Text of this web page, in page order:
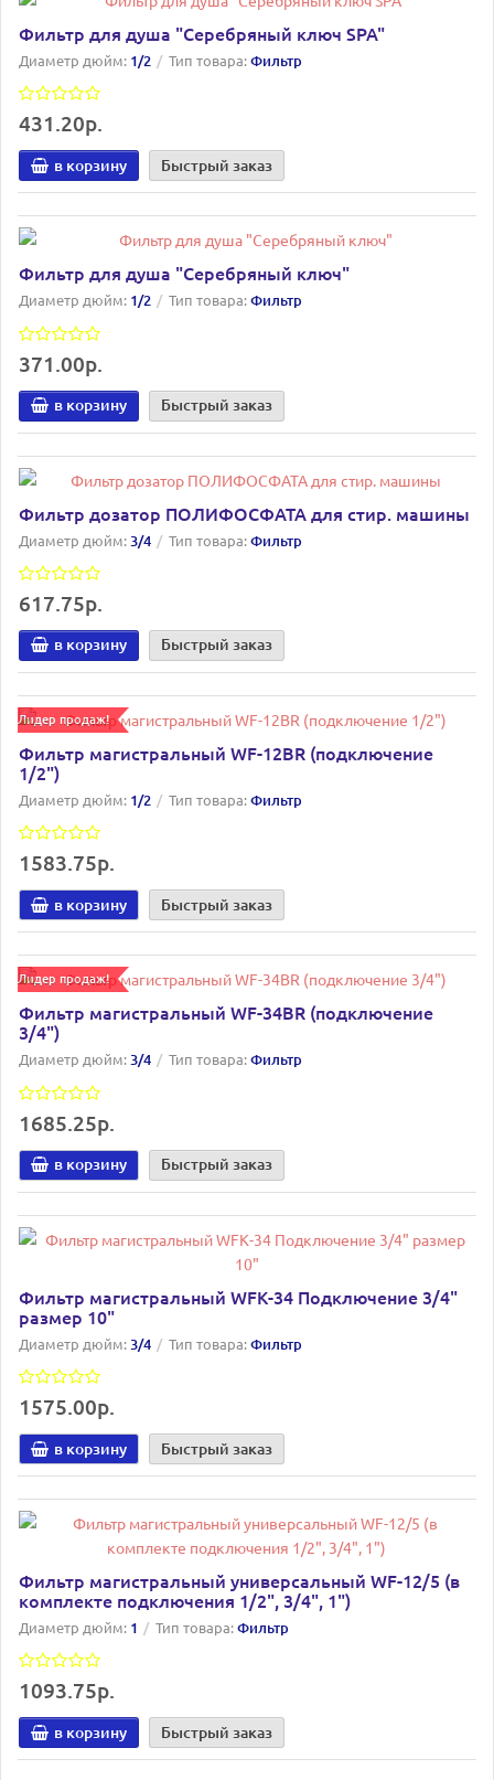
Фильтр для душа "Серебряный ключ SPA"
Диаметр дюйм: 1/2 Тип товара:Фильтр
431.20р.
в корзину Быстрый заказ
Фильтр для душа "Серебряный ключ"
Диаметр дюйм: 1/2 Тип товара:Фильтр
371.00р.
в корзину Быстрый заказ
Фильтр дозатор ПОЛИФОСФАТА для стир. машины
Диаметр дюйм:3/4 Тип товара:Фильтр
617.75р.
в корзину Быстрый заказ
Лидер продаж!
Фильтр магистральный WF-12BR (подключение
1/2")
Диаметр дюйм: 1/2 Тип товара:Фильтр
1583.75р.
в корзину Быстрый заказ
Лидер продаж!
Фильтр магистральный WF-34BR (подключение
3/4")
Диаметр дюйм:3/4 Тип товара:Фильтр
1685.25р.
в корзину Быстрый заказ
Фильтр магистральный WFК-34 Подключение 3/4"
размер 10"
Диаметр дюйм:3/4 Тип товара:Фильтр
1575.00р.
в корзину Быстрый заказ
Фильтр магистральный универсальный WF-12/5 (в
комплекте подключения 1/2", 3/4", 1")
Диаметр дюйм: 1 Тип товара:Фильтр
1093.75р.
в корзину Быстрый заказ